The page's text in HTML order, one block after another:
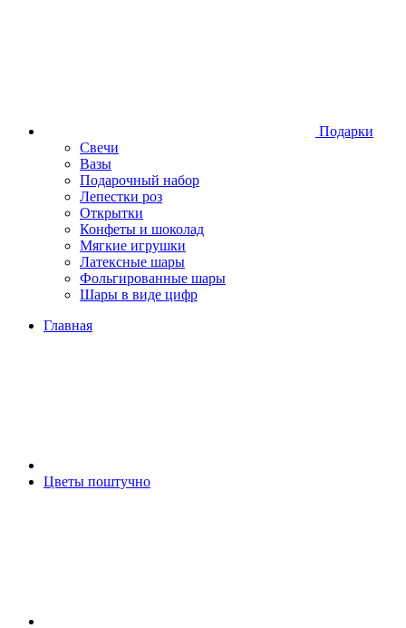
Подарки
Свечи
Вазы
Подарочный набор
Лепестки роз
Открытки
Конфеты и шоколад
Мягкие игрушки
Латексные шары
Фольгированные шары
Шары в виде цифр
Главная
Цветы поштучно